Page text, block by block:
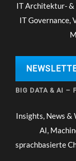
IT Architektur-
IT Governance,
BIG DATA & AI –
Insights, News &
AI,
sprachbasierte